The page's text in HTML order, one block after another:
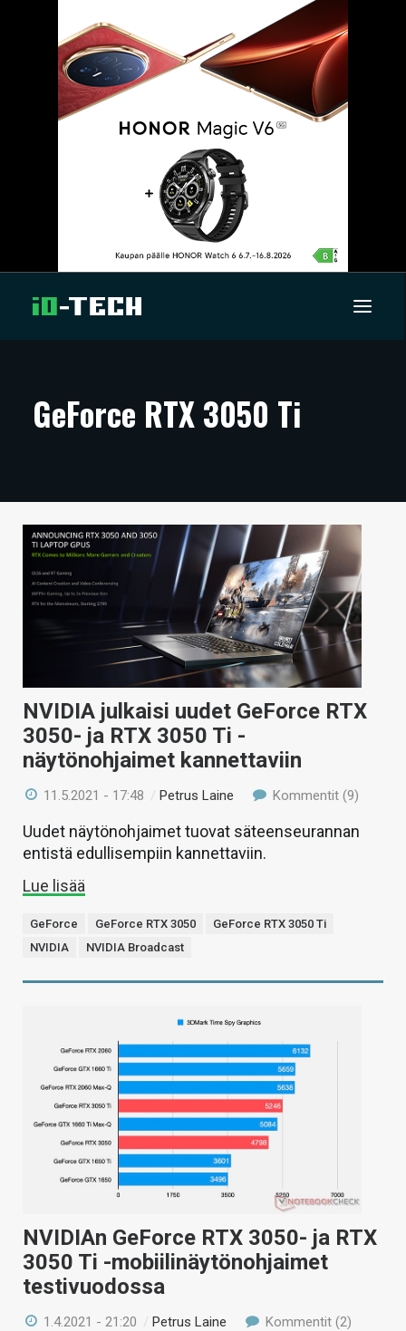
ARTIKKELIT
TECHBBS
TIETOA
HINTA.FI
HAKU
GeForce RTX 3050 Ti
NVIDIA julkaisi uudet GeForce RTX
3050- ja RTX 3050 Ti -
näytönohjaimet kannettaviin
11.5.2021 - 17:48 /Petrus Laine Kommentit (9)
Uudet näytönohjaimet tuovat säteenseurannan
entistä edullisempiin kannettaviin.
Lue lisää
GeForce GeForce RTX 3050
GeForce RTX 3050 Ti
NVIDIA
NVIDIA Broadcast
NVIDIAn GeForce RTX 3050- ja RTX
3050 Ti -mobiilinäytönohjaimet
testivuodossa
1.4.2021 - 21:20 /Petrus Laine Kommentit (2)